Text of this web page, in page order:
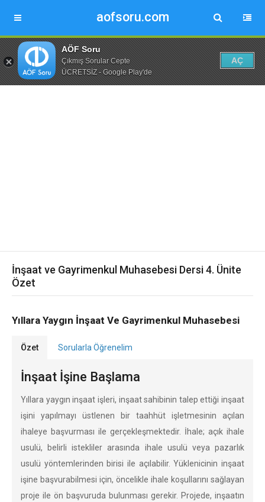
aofsoru.com
AÖF Soru
Çıkmış Sorular Cepte
ÜCRETSİZ - Google Play'de
AÇ
İnşaat ve Gayrimenkul Muhasebesi Dersi 4. Ünite
Özet
Yıllara Yaygın İnşaat Ve Gayrimenkul Muhasebesi
Özet Sorularla Öğrenelim
İnşaat İşine Başlama
Yıllara yaygın inşaat işleri, inşaat sahibinin talep ettiği inşaat
işini yapılmayı üstlenen bir taahhüt işletmesinin açılan
ihaleye başvurması ile gerçekleşmektedir. İhale; açık ihale
usulü, belirli istekliler arasında ihale usulü veya pazarlık
usulü yöntemlerinden birisi ile açılabilir. Yüklenicinin inşaat
işine başvurabilmesi için, öncelikle ihale koşullarını sağlayan
proje ile ön başvuruda bulunması gerekir. Projede, inşaatın